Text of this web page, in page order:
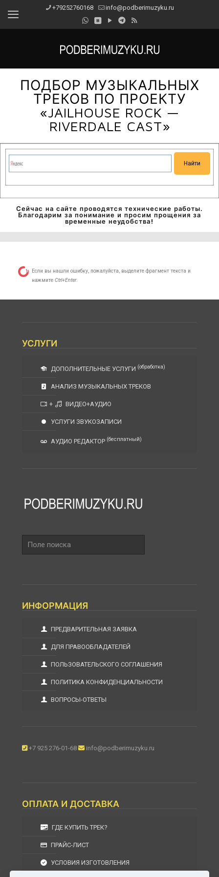
+79252760168 info@podberimuzyku.ru
ПОДБОР МУЗЫКАЛЬНЫХ
ТРЕКОВ ПО ПРОЕКТУ
«JAILHOUSE ROCK —
RIVERDALE CAST»
Сейчас на сайте проводятся технические работы.
Благодарим за понимание и просим прощения за
временные неудобства!
Если вы нашли ошибку, пожалуйста, выделите фрагмент текста и
нажмите Ctrl+Enter.
УСЛУГИ
ДОПОЛНИТЕЛЬНЫЕ УСЛУГИ (обработка)
АНАЛИЗ МУЗЫКАЛЬНЫХ ТРЕКОВ
+ ВИДЕО+АУДИО
УСЛУГИ ЗВУКОЗАПИСИ
АУДИО РЕДАКТОР (бесплатный)
поиска
ИНФОРМАЦИЯ
ПРЕДВАРИТЕЛЬНАЯ ЗАЯВКА
ДЛЯ ПРАВООБЛАДАТЕЛЕЙ
ПОЛЬЗОВАТЕЛЬСКОГО СОГЛАШЕНИЯ
ПОЛИТИКА КОНФИДЕНЦИАЛЬНОСТИ
ВОПРОСЫ-ОТВЕТЫ
+7 925 276-01-68 info@podberimuzyku.ru
ОПЛАТА И ДОСТАВКА
ГДЕ КУПИТЬ ТРЕК?
ПРАЙС-ЛИСТ
УСЛОВИЯ ИЗГОТОВЛЕНИЯ